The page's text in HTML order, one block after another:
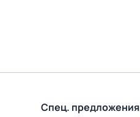
Спец. предложения